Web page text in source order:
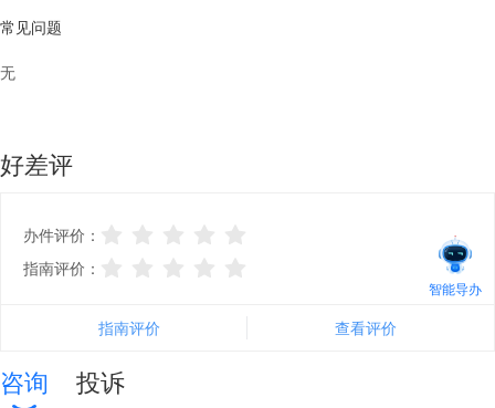
智能导办
常见问题
无
好差评
办件评价：
指南评价：
指南评价 查看评价
咨询 投诉